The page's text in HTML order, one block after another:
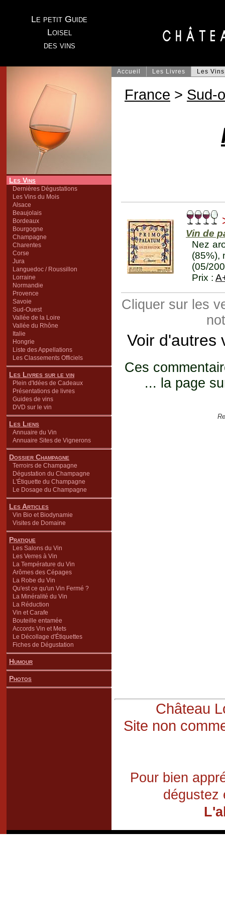
Le petit Guide
Loisel
des vins
Les Vins
Dernières Dégustations
Les Vins du Mois
Alsace
Beaujolais
Bordeaux
Bourgogne
Champagne
Charentes
Corse
Jura
Languedoc / Roussillon
Lorraine
Normandie
Provence
Savoie
Sud-Ouest
Vallée de la Loire
Vallée du Rhône
Italie
Hongrie
Liste des Appellations
Les Classements Officiels
Les Livres sur le vin
Plein d'Idées de Cadeaux
Présentations de livres
Guides de vins
DVD sur le vin
Les Liens
Annuaire du Vin
Annuaire Sites de Vignerons
Dossier Champagne
Terroirs de Champagne
Dégustation du Champagne
L'Étiquette du Champagne
Le Dosage du Champagne
Les Articles
Vin Bio et Biodynamie
Visites de Domaine
Pratique
Les Salons du Vin
Les Verres à Vin
La Température du Vin
Arômes des Cépages
La Robe du Vin
Qu'est ce qu'un Vin Fermé ?
La Minéralité du Vin
La Réduction
Vin et Carafe
Bouteille entamée
Accords Vin et Mets
Le Décollage d'Étiquettes
Fiches de Dégustation
Humour
Photos
Accueil Les Livres Les Vins
France > Sud-
Vin de
Nez
(85%),
(05/
Prix :
Cliquer sur les
Voir d'autres
Ces
... la page
Château
Site non
Pour bien
dégustez